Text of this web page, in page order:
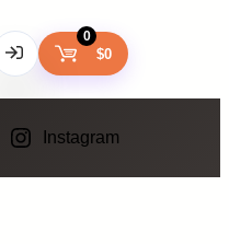
0
$0
Instagram